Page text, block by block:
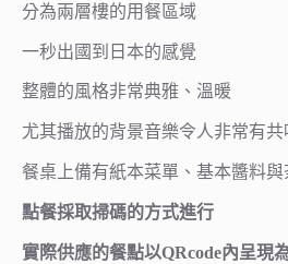
分為兩層樓的用餐區域
一秒出國到日本的感覺
整體的風格非常典雅、溫暖
尤其播放的背景音樂令人非常有共
餐桌上備有紙本菜單、基本醬料與
點餐採取掃碼的方式進行
實際供應的餐點以QRcode內呈現